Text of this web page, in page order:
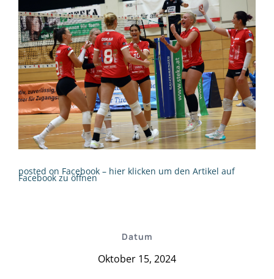
Datum
Oktober 15, 2024
posted on Facebook – hier klicken um den Artikel auf
Facebook zu öffnen